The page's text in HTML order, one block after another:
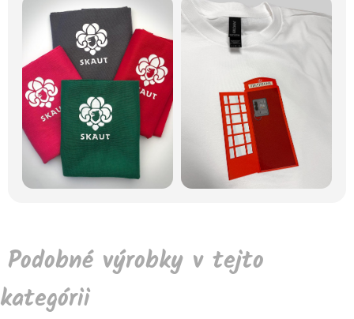
Podobné výrobky v tejto
kategórii